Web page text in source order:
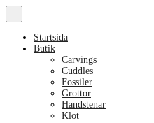
Startsida
Butik
Carvings
Cuddles
Fossiler
Grottor
Handstenar
Klot